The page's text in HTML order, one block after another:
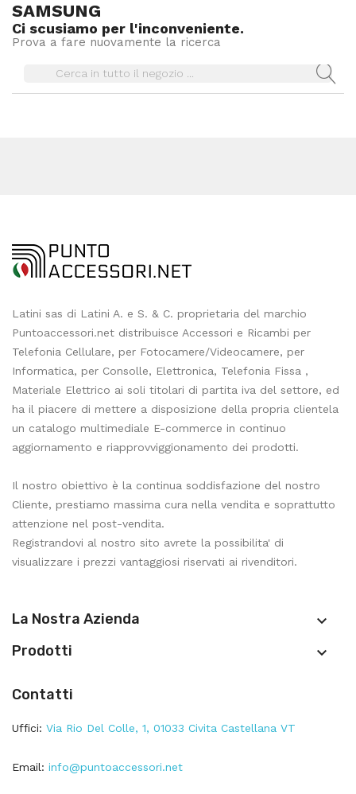
SAMSUNG
Ci scusiamo per l'inconveniente.
Prova a fare nuovamente la ricerca
Latini sas di Latini A. e S. & C. proprietaria del marchio
Puntoaccessori.net distribuisce Accessori e Ricambi per
Telefonia Cellulare, per Fotocamere/Videocamere, per
Informatica, per Consolle, Elettronica, Telefonia Fissa ,
Materiale Elettrico ai soli titolari di partita iva del settore, ed
ha il piacere di mettere a disposizione della propria clientela
un catalogo multimediale E-commerce in continuo
aggiornamento e riapprovviggionamento dei prodotti.
Il nostro obiettivo è la continua soddisfazione del nostro
Cliente, prestiamo massima cura nella vendita e soprattutto
attenzione nel post-vendita.
Registrandovi al nostro sito avrete la possibilita' di
visualizzare i prezzi vantaggiosi riservati ai rivenditori.
La Nostra Azienda 
Prodotti 
Contatti
Uffici: Via Rio Del Colle, 1, 01033 Civita Castellana VT
Email: info@puntoaccessori.net